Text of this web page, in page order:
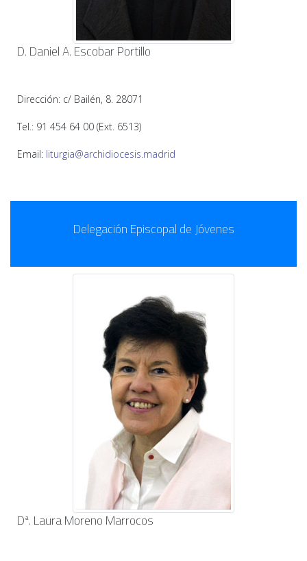
D. Daniel A. Escobar Portillo
Dirección: c/ Bailén, 8. 28071
Tel.: 91 454 64 00 (Ext. 6513)
Email: liturgia@archidiocesis.madrid
Delegación Episcopal de Jóvenes
Dª. Laura Moreno Marrocos